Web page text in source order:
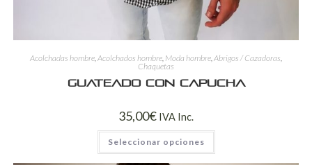
Acolchadas hombre,Acolchados hombre, Moda hombre,Abrigos / Cazadoras,
Chaquetas
Guateado con capucha
35,00€ IVA Inc.
Seleccionar opciones